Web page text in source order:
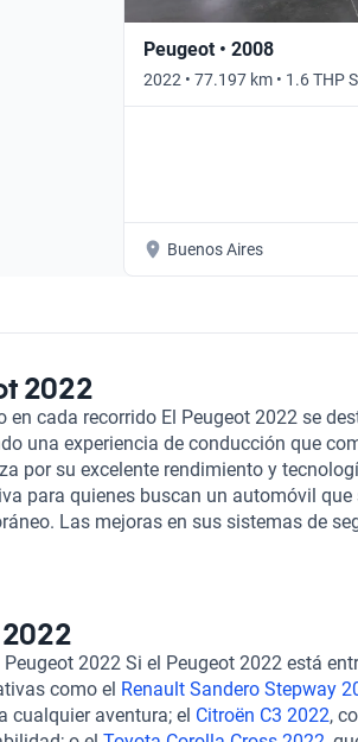
Peugeot • 2008
2022 • 77.197 km • 1.6 THP
• Automático
Buenos Aires
2022
en cada recorrido El Peugeot 2022 se
una experiencia de conducción que
por su excelente rendimiento y
para quienes buscan un automóvil que
Las mejoras en sus sistemas de
Peugeot 2022 sea seguro y placentero.
buscan espacio y comodidad, son
que todos nuestros vehículos
su óptimo estado mecánico y estético.
y planes de garantía que se ajustan a
línea, y contamos con un soporte
2022 Si el Peugeot 2022 está
como el Renault Sandero Stepway
cualquier aventura; el Citroën C3 2022,